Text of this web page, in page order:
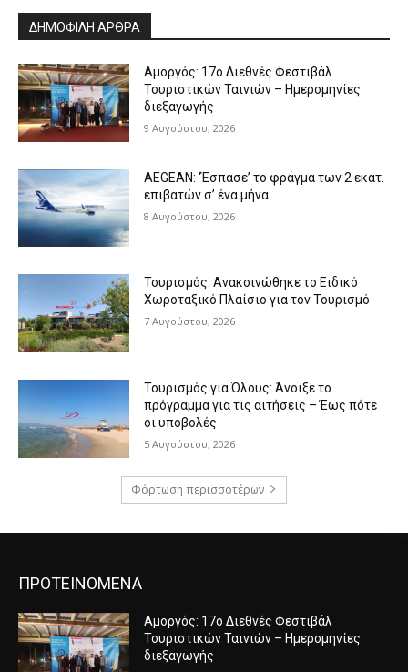
ΔΗΜΟΦΙΛΗ ΑΡΘΡΑ
Αμοργός: 17ο Διεθνές Φεστιβάλ
Τουριστικών Ταινιών – Ημερομηνίες
διεξαγωγής
9 Αυγούστου, 2026
AEGEAN: ‘Έσπασε’ το φράγμα των 2 εκατ.
επιβατών σ’ ένα μήνα
8 Αυγούστου, 2026
Τουρισμός: Ανακοινώθηκε το Ειδικό
Χωροταξικό Πλαίσιο για τον Τουρισμό
7 Αυγούστου, 2026
Τουρισμός για Όλους: Άνοιξε το
πρόγραμμα για τις αιτήσεις – Έως πότε
οι υποβολές
5 Αυγούστου, 2026
Φόρτωση περισσοτέρων
ΠΡΟΤΕΙΝΟΜΕΝΑ
Αμοργός: 17ο Διεθνές Φεστιβάλ
Τουριστικών Ταινιών – Ημερομηνίες
διεξαγωγής